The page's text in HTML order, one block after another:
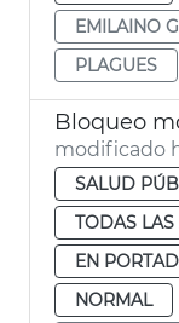
EMILAINO
PLAGUES
Bloqueo
modificado
SALUD
TODAS
EN
NORMAL